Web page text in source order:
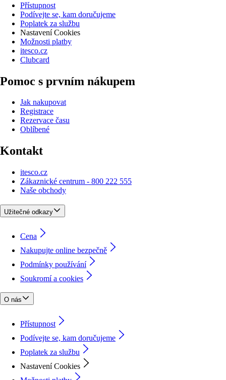
Přístupnost
Podívejte se, kam doručujeme
Poplatek za službu
Nastavení Cookies
Možnosti platby
itesco.cz
Clubcard
Pomoc s prvním nákupem
Jak nakupovat
Registrace
Rezervace času
Oblíbené
Kontakt
itesco.cz
Zákaznické centrum - 800 222 555
Naše obchody
Užitečné odkazy
Cena
Nakupujte online bezpečně
Podmínky používání
Soukromí a cookies
O nás
Přístupnost
Podívejte se, kam doručujeme
Poplatek za službu
Nastavení Cookies